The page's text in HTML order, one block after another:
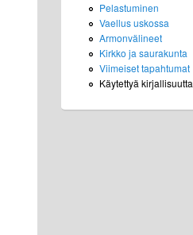
Pelastuminen
Vaellus uskossa
Armonvälineet
Kirkko ja saurakunta
Viimeiset tapahtumat
Käytettyä kirjallisuutta